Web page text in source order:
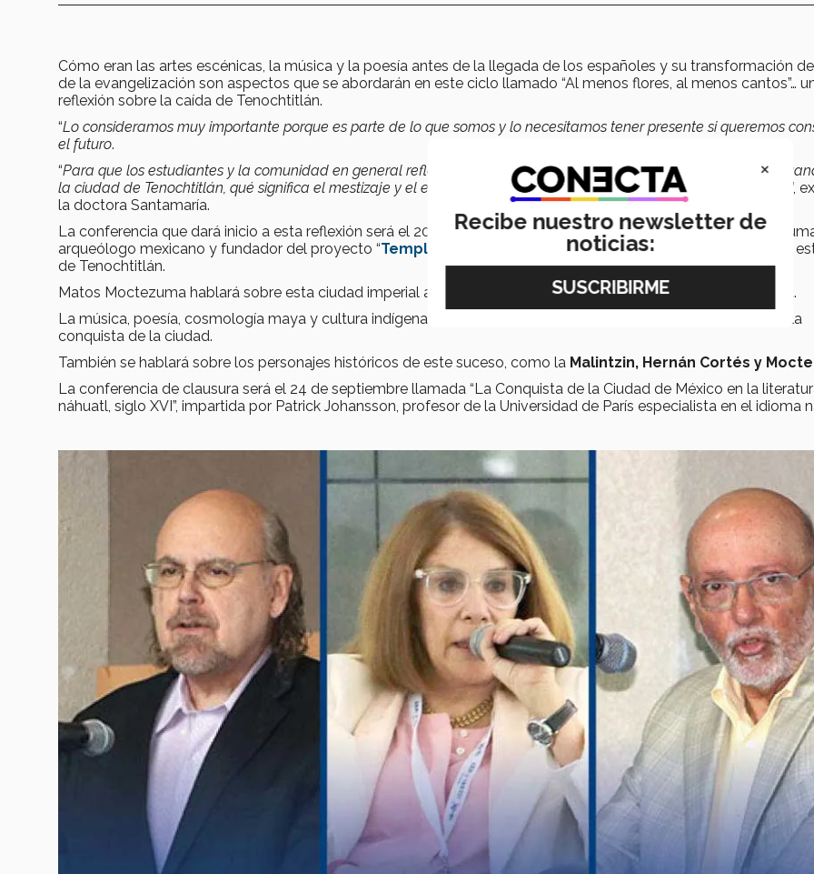
Cómo eran las artes escénicas, la música y la poesía antes de la llegada de los españoles y su transformación
de la evangelización son aspectos que se abordarán en este ciclo llamado “Al menos flores, al menos cantos”…
reflexión sobre la caída de Tenochtitlán.
“Lo consideramos muy importante porque es parte de lo que somos y lo necesitamos tener presente si queremos
el futuro.
“Para que los estudiantes y la comunidad en general reflexionen sobre qué significa este gran imperio que cae,
la ciudad de Tenochtitlán, qué significa el mestizaje y el encuentro con dos culturas que darán una nueva cultura
”,
la doctora Santamaría.
La conferencia que dará inicio a esta reflexión será el 20 de septiembre impartida por Eduardo Matos
arqueólogo mexicano y fundador del proyecto “Templo Mayor
”, que consiste en una serie de excavaciones y
de Tenochtitlán.
Matos Moctezuma hablará sobre esta ciudad imperial azteca, la cual fue una de las más grandes de su época.
La música, poesía, cosmología maya y cultura indígena serán otros de los temas que se abordarán, así como la
conquista de la ciudad.
También se hablará sobre los personajes históricos de este suceso, como la Malintzin, Hernán Cortés y
La conferencia de clausura será el 24 de septiembre llamada “La Conquista de la Ciudad de México en la
náhuatl, siglo XVI”, impartida por Patrick Johansson, profesor de la Universidad de París especialista en el idioma
×
Recibe nuestro newsletter de
noticias: